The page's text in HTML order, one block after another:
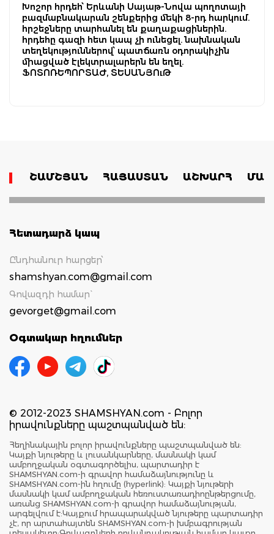
Խոշոր հրդեհ՝ Երևանի Սայաթ-Նովա պողոտայի
բազմաբնակարան շենքերից մեկի 8-րդ հարկում.
հրշեջները տարհանել են քաղաքացիներին.
հրդեհը գազի հետ կապ չի ունեցել. նախնական
տեղեկություններով՝ պատճառն օդորակիչին
միացված էլեկտրալարերն են եղել.
ՖՈՏՈՌԵՊՈՐՏԱԺ, ՏԵՍԱՆՅՈւԹ
ՇԱՄՇՅԱՆ ՀԱՅԱՍՏԱՆ ԱՇԽԱՐՀ
Հետադարձ կապ
Ընդհանուր հարցեր՝
shamshyan.com@gmail.com
Գովազդի համար`
gevorget@gmail.com
Օգտակար հղումներ
© 2012-2023 SHAMSHYAN.com - Բոլոր
իրավունքները պաշտպանված են:
Հեղինակային բոլոր իրավունքները պաշտպանված են:
Կայքի նյութերը և լուսանկարները, մասնակի կամ
ամբողջական օգտագործելիս, պարտադիր է
SHAMSHYAN.com-ի գրավոր համաձայնությունը և
SHAMSHYAN.com-ին հղումը (hyperlink): Կայքի նյութերի
մասնակի կամ ամբողջական հեռուստառադիոընթերցումը,
առանց SHAMSHYAN.com-ի գրավոր համաձայնության,
արգելվում է:Կայքում հրապարակված նյութերը պարտադիր
չէ, որ արտահայտեն SHAMSHYAN.com-ի խմբագրության